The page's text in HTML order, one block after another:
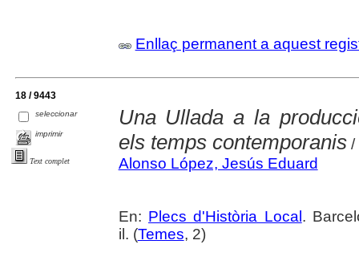
Enllaç permanent a aquest
18 / 9443
seleccionar
imprimir
Text complet
Una Ullada a la
els temps contemporanis/
Alonso López, Jesús Eduard
En: Plecs d'Història Local .
il. (Temes, 2)